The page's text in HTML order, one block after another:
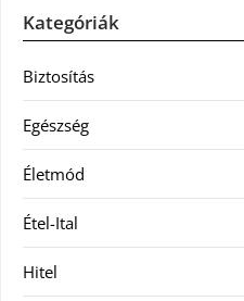
Kategóriák
Biztosítás
Egészség
Életmód
Étel-Ital
Hitel